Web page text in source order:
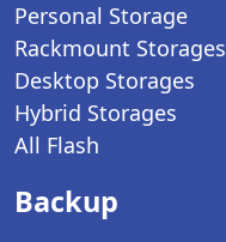
Personal Storage
Rackmount Storages
Desktop Storages
Hybrid Storages
All Flash
Backup